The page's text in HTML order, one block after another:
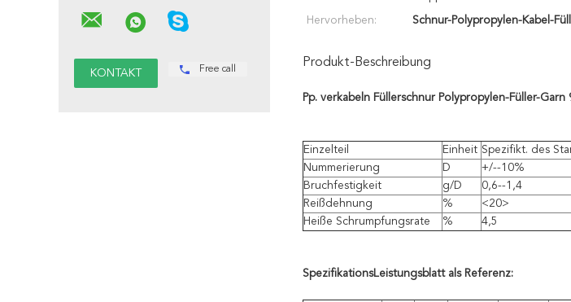
Free call
Hervorheben: Schnur-Polypropylen-Kabel-
Produkt-Beschreibung
Pp. verkabeln Füllerschnur Polypropylen-Füller-
Einzelteil Einheit Spezifikt. des
Nummerierung
D +/--10%
Bruchfestigkeit
g/D 0,6--1,4
Reißdehnung
% <20>
Heiße Schrumpfungsrate
% 4,5
SpezifikationsLeistungsblatt als Referenz: